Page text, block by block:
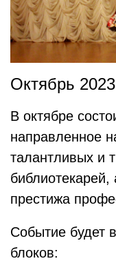
Октябрь 2023
В октябре
направленное
талантливых и
престижа
Событие будет
блоков: